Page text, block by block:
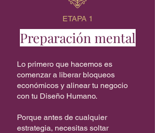
ETAPA 1
Preparación mental
Lo primero que hacemos es
comenzar a liberar bloqueos
económicos y alinear tu negocio
con tu Diseño Humano.
Porque antes de cualquier
estrategia, necesitas soltar